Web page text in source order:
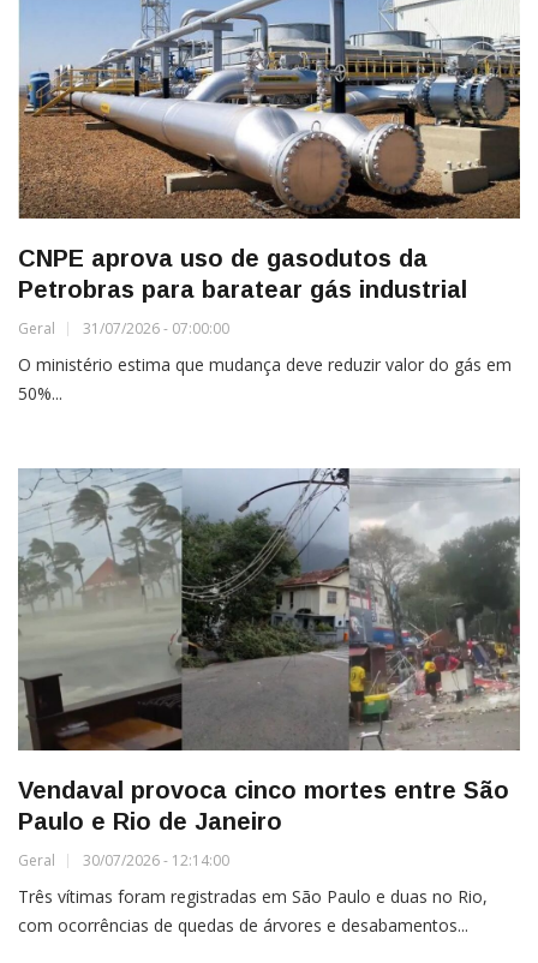
CNPE aprova uso de gasodutos da
Petrobras para baratear gás industrial
Geral 31/07/2026 - 07:00:00
O ministério estima que mudança deve reduzir valor do gás em
50%...
Vendaval provoca cinco mortes entre São
Paulo e Rio de Janeiro
Geral 30/07/2026 - 12:14:00
Três vítimas foram registradas em São Paulo e duas no Rio,
com ocorrências de quedas de árvores e desabamentos...